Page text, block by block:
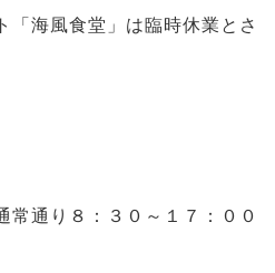
「海風食堂」は臨時休業とさ
通り８：３０～１７：００